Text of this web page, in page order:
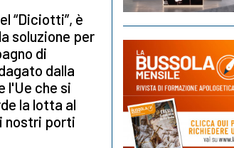
“Diciotti”, è
soluzione per
di
dalla
l'Ue che si
la lotta al
nostri porti